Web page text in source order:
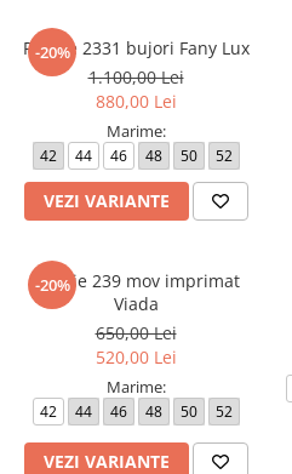
-20%
Rochie 2331 bujori Fany Lux
1.100,00 Lei
880,00 Lei
Marime:
42 44 46 48 50 52
VEZI VARIANTE
-20%
Rochie 239 mov imprimat
Viada
650,00 Lei
520,00 Lei
Marime:
42 44 46 48 50 52
VEZI VARIANTE